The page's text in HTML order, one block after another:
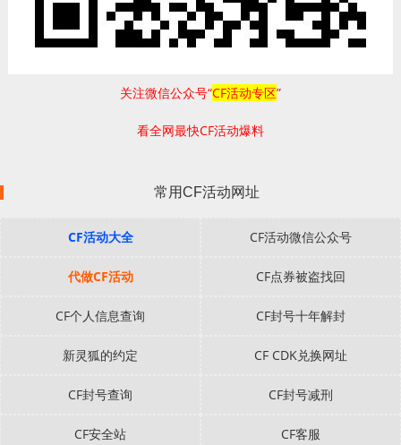
关注微信公众号“CF活动专区”
看全网最快CF活动爆料
常用CF活动网址
CF活动大全 CF活动微信公众号
代做CF活动 CF点券被盗找回
CF个人信息查询 CF封号十年解封
新灵狐的约定 CF CDK兑换网址
CF封号查询 CF封号减刑
CF安全站 CF客服